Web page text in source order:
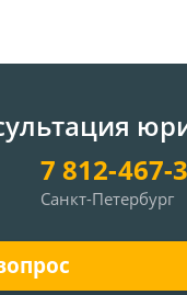
7 812-467-
Санкт-Петербург